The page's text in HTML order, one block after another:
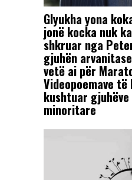
Glyukha yona
jonë kocka nuk
shkruar nga
gjuhën
vetë ai për
Videopoemave
kushtuar
minoritare